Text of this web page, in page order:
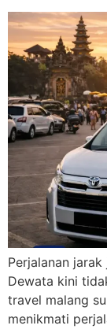
Perjalanan
Dewata kini
travel malang
menikmati